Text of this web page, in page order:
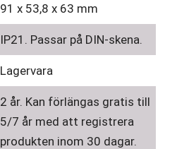
91 x 53,8 x 63 mm
IP21. Passar på DIN-skena.
Lagervara
2 år. Kan förlängas gratis till
5/7 år med att registrera
produkten inom 30 dagar.